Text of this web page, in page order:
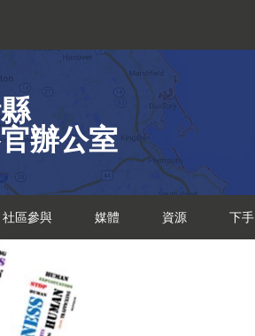
辦公室
社區參與 媒體 資源 下手